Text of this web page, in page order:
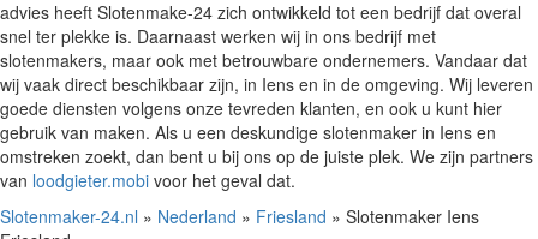
advies heeft Slotenmake-24 zich ontwikkeld tot een bedrijf dat overal
snel ter plekke is. Daarnaast werken wij in ons bedrijf met
slotenmakers, maar ook met betrouwbare ondernemers. Vandaar dat
wij vaak direct beschikbaar zijn, in Iens en in de omgeving. Wij leveren
goede diensten volgens onze tevreden klanten, en ook u kunt hier
gebruik van maken. Als u een deskundige slotenmaker in Iens en
omstreken zoekt, dan bent u bij ons op de juiste plek. We zijn partners
van loodgieter.mobi voor het geval dat.
Slotenmaker-24.nl » Nederland » Friesland » Slotenmaker Iens